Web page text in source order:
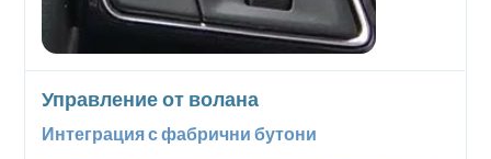
Управление от волана
Интеграция с фабрични бутони